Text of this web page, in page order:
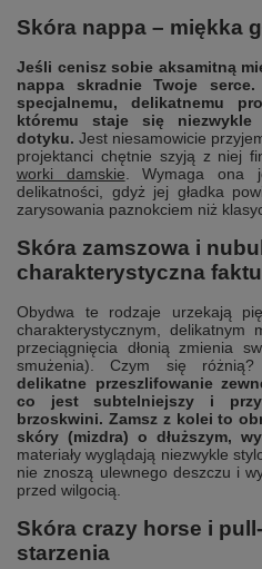
Skóra nappa – miękka
Jeśli cenisz sobie aksamitną
nappa skradnie Twoje
specjalnemu, delikatnemu
któremu staje się
dotyku. Jest niesamowicie
projektanci chętnie szyją z niej
worki damskie . Wymaga ona
delikatności, gdyż jej gładka
zarysowania paznokciem niż
Skóra zamszowa i
charakterystyczna
Obydwa te rodzaje urzekają
charakterystycznym, delikatnym
przeciągnięcia dłonią zmienia
smużenia). Czym się różnią?
delikatne przeszlifowanie
co jest subtelniejszy i
brzoskwini. Zamsz z kolei to
skóry (mizdra) o dłuższym,
materiały wyglądają niezwykle
nie znoszą ulewnego deszczu i
przed wilgocią.
Skóra crazy horse i
starzenia